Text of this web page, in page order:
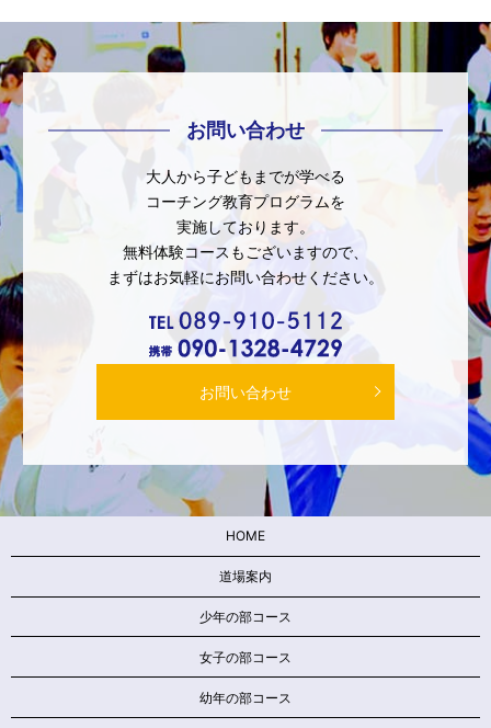
お問い合わせ
大人から子どもまでが学べる
コーチング教育プログラムを
実施しております。
無料体験コースもございますので、
まずはお気軽にお問い合わせください。
お問い合わせ
HOME
道場案内
少年の部コース
女子の部コース
幼年の部コース